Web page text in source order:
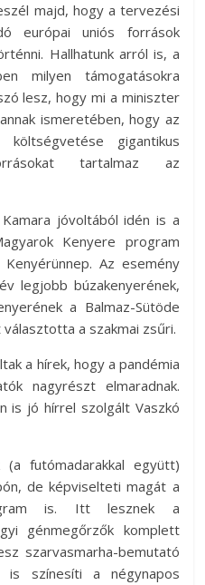
majd, hogy a tervezési
európai uniós források
Hallhatunk arról is, a
milyen támogatásokra
lesz, hogy mi a miniszter
ismeretében, hogy az
gigantikus
tartalmaz az
jóvoltából idén is a
Kenyere program
Az esemény
legjobb búzakenyerének,
a Balmaz-Sütöde
a szakmai zsűri.
a hírek, hogy a pandémia
nagyrészt elmaradnak.
is jó hírrel szolgált Vaszkó
futómadarakkal együtt)
de képviselteti magát a
is. Itt lesznek a
génmegőrzők komplett
szarvasmarha-bemutató
is színesíti a négynapos